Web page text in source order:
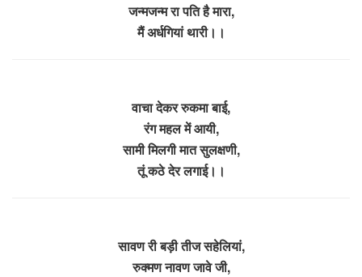
जन्मजन्म रा पति है मारा,
मैं अर्धगियां थारी।।
वाचा देकर रुकमा बाई,
रंग महल में आयी,
सामी मिलगी मात सुलक्षणी,
तूं कठे देर लगाई।।
सावण री बड़ी तीज सहेलियां,
रुक्मण नावण जावे जी,